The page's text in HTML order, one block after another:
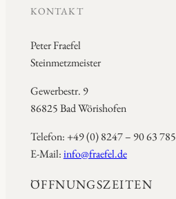
KONTAKT
Peter Fraefel
Steinmetzmeister
Gewerbestr. 9
86825 Bad Wörishofen
Telefon: +49 (0) 8247 – 90 63 785
E-Mail:info@fraefel.de
ÖFFNUNGSZEITEN